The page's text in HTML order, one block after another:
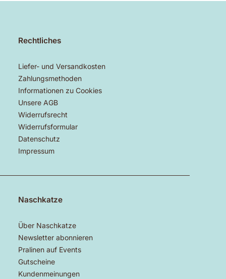
Rechtliches
Liefer- und Versandkosten
Zahlungsmethoden
Informationen zu Cookies
Unsere AGB
Widerrufsrecht
Widerrufsformular
Datenschutz
Impressum
Naschkatze
Über Naschkatze
Newsletter abonnieren
Pralinen auf Events
Gutscheine
Kundenmeinungen